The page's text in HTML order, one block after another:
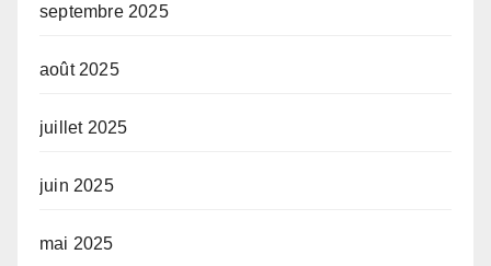
septembre 2025
août 2025
juillet 2025
juin 2025
mai 2025